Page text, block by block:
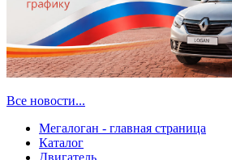
Все новости...
Мегалоган - главная страница
Каталог